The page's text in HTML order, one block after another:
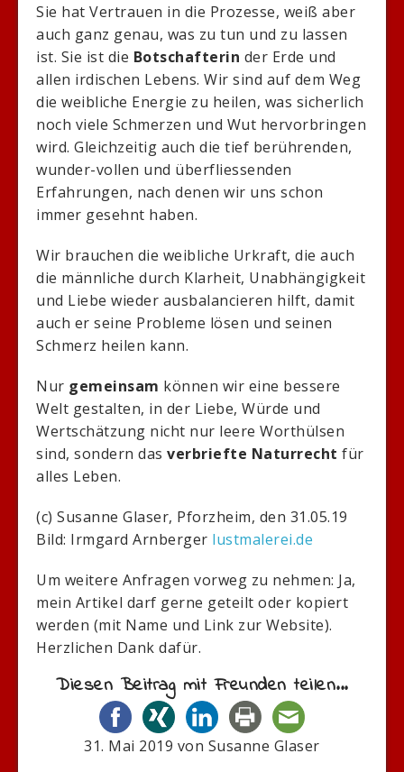
Sie hat Vertrauen in die Prozesse, weiß aber
auch ganz genau, was zu tun und zu lassen
ist. Sie ist die Botschafterin der Erde und
allen irdischen Lebens. Wir sind auf dem Weg
die weibliche Energie zu heilen, was sicherlich
noch viele Schmerzen und Wut hervorbringen
wird. Gleichzeitig auch die tief berührenden,
wunder-vollen und überfliessenden
Erfahrungen, nach denen wir uns schon
immer gesehnt haben.
Wir brauchen die weibliche Urkraft, die auch
die männliche durch Klarheit, Unabhängigkeit
und Liebe wieder ausbalancieren hilft, damit
auch er seine Probleme lösen und seinen
Schmerz heilen kann.
Nur gemeinsam können wir eine bessere
Welt gestalten, in der Liebe, Würde und
Wertschätzung nicht nur leere Worthülsen
sind, sondern das verbriefte Naturrecht für
alles Leben.
(c) Susanne Glaser, Pforzheim, den 31.05.19
Bild: Irmgard Arnberger lustmalerei.de
Um weitere Anfragen vorweg zu nehmen: Ja,
mein Artikel darf gerne geteilt oder kopiert
werden (mit Name und Link zur Website).
Herzlichen Dank dafür.
Diesen Beitrag mit Freunden teilen...
31. Mai 2019 von Susanne Glaser